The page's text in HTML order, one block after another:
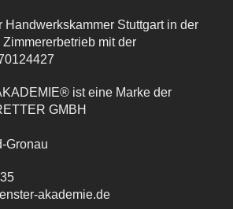
Handwerkskammer Stuttgart in der
mit der
ist eine Marke der
GMBH
Gronau
akademie.de